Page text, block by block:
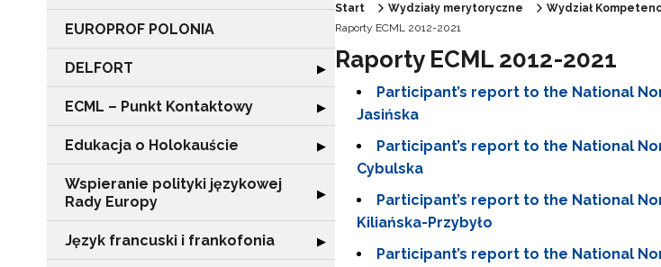
EUROPROF POLONIA
DELFORT Rozwiń sekcję "DELFORT"
▶
ECML – Punkt Kontaktowy Rozwiń sekcję "ECML – Punkt Kontaktowy"
▶
Edukacja o Holokauście Rozwiń sekcję "Edukacja o Holokauście"
▶
Wspieranie polityki językowej
Rady Europy
Rozwiń sekcję "Wspieranie polityki językowej Rady Europy"
▶
Język francuski i frankofonia Rozwiń sekcję "Język francuski i frankofonia"
▶
Start Wydziały merytoryczne Wydział
Raporty ECML 2012-2021
Raporty ECML 2012-2021
Participant’s report to the National
Jasińska
Participant’s report to the National
Cybulska
Participant’s report to the National
Kiliańska-Przybyło
Participant’s report to the National